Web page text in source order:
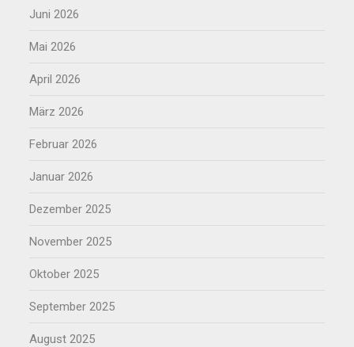
Juni 2026
Mai 2026
April 2026
März 2026
Februar 2026
Januar 2026
Dezember 2025
November 2025
Oktober 2025
September 2025
August 2025